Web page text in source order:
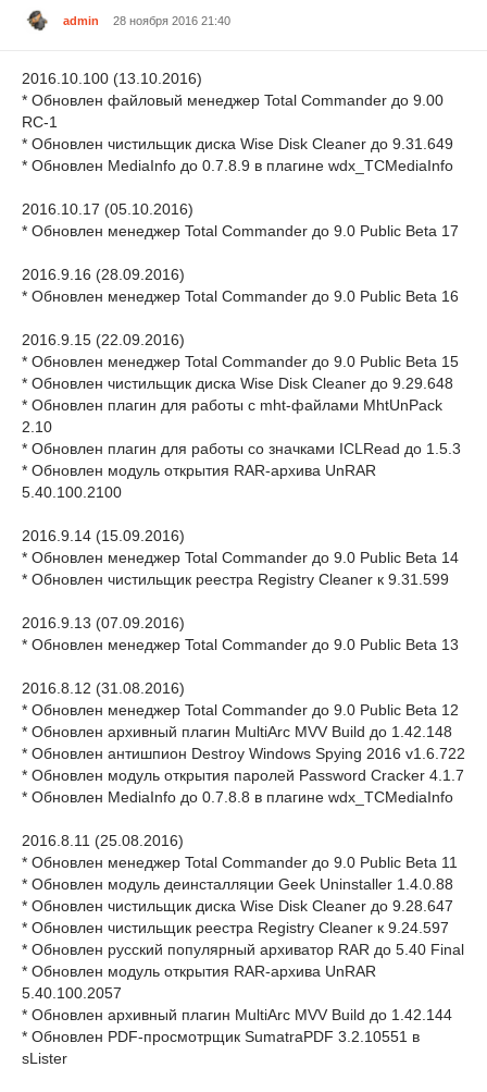
admin 28 ноября 2016 21:40
2016.10.100 (13.10.2016)
* Обновлен файловый менеджер Total Commander до 9.00
RC-1
* Обновлен чистильщик диска Wise Disk Cleaner до 9.31.649
* Обновлен MediaInfo до 0.7.8.9 в плагине wdx_TCMediaInfo
2016.10.17 (05.10.2016)
* Обновлен менеджер Total Commander до 9.0 Public Beta 17
2016.9.16 (28.09.2016)
* Обновлен менеджер Total Commander до 9.0 Public Beta 16
2016.9.15 (22.09.2016)
* Обновлен менеджер Total Commander до 9.0 Public Beta 15
* Обновлен чистильщик диска Wise Disk Cleaner до 9.29.648
* Обновлен плагин для работы с mht-файлами MhtUnPack
2.10
* Обновлен плагин для работы со значками ICLRead до 1.5.3
* Обновлен модуль открытия RAR-архива UnRAR
5.40.100.2100
2016.9.14 (15.09.2016)
* Обновлен менеджер Total Commander до 9.0 Public Beta 14
* Обновлен чистильщик реестра Registry Cleaner к 9.31.599
2016.9.13 (07.09.2016)
* Обновлен менеджер Total Commander до 9.0 Public Beta 13
2016.8.12 (31.08.2016)
* Обновлен менеджер Total Commander до 9.0 Public Beta 12
* Обновлен архивный плагин MultiArc MVV Build до 1.42.148
* Обновлен антишпион Destroy Windows Spying 2016 v1.6.722
* Обновлен модуль открытия паролей Password Cracker 4.1.7
* Обновлен MediaInfo до 0.7.8.8 в плагине wdx_TCMediaInfo
2016.8.11 (25.08.2016)
* Обновлен менеджер Total Commander до 9.0 Public Beta 11
* Обновлен модуль деинсталляции Geek Uninstaller 1.4.0.88
* Обновлен чистильщик диска Wise Disk Cleaner до 9.28.647
* Обновлен чистильщик реестра Registry Cleaner к 9.24.597
* Обновлен русский популярный архиватор RAR до 5.40 Final
* Обновлен модуль открытия RAR-архива UnRAR
5.40.100.2057
* Обновлен архивный плагин MultiArc MVV Build до 1.42.144
* Обновлен PDF-просмотрщик SumatraPDF 3.2.10551 в
sLister